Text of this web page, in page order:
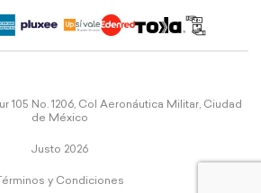
105 No. 1206, Col Aeronáutica Militar, Ciudad
de México
Justo 2026
Términos y Condiciones